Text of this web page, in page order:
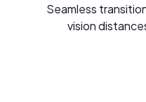
Seamless
vision